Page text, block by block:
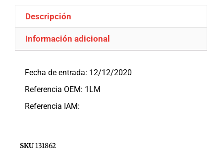
Descripción
Información adicional
Fecha de entrada: 12/12/2020
Referencia OEM: 1LM
Referencia IAM:
SKU131862